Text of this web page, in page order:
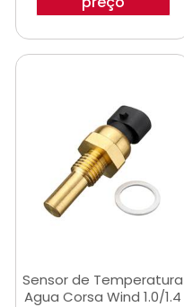
Sensor de Temperatura
Agua Corsa Wind 1.0/1.4